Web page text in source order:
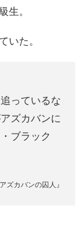
生。
いた。
っているな
ズカバンに
ブラック
ズカバンの囚人』